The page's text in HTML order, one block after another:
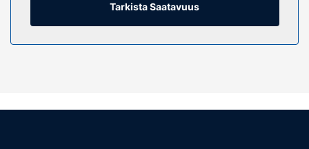
kuuluu ilmainen langaton internetyhteys,
Tarkista Saatavuus